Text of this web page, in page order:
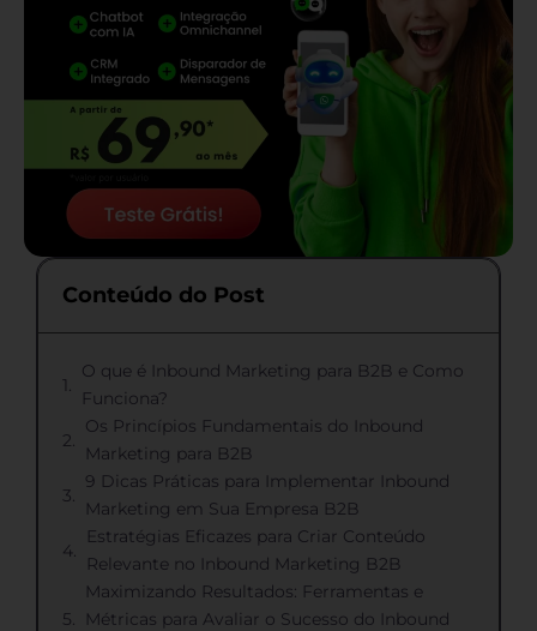
Conteúdo do Post
O que é Inbound Marketing para B2B e Como
Funciona?
Os Princípios Fundamentais do Inbound
Marketing para B2B
9 Dicas Práticas para Implementar Inbound
Marketing em Sua Empresa B2B
Estratégias Eficazes para Criar Conteúdo
Relevante no Inbound Marketing B2B
Maximizando Resultados: Ferramentas e
Métricas para Avaliar o Sucesso do Inbound